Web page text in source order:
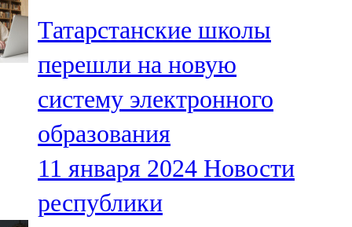
Нурлат
104,7 FM
Олы Әтнә
71,42 FM
Сарман
107,8 FM
Татарстанские школы
перешли на новую
систему электронного
образования
11 января 2024 Новости
республики